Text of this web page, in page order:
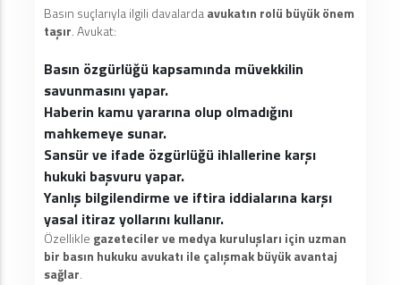
Basın suçlarıyla ilgili davalardaavukatın rolü büyük önem
taşır. Avukat:
Basın özgürlüğü kapsamında müvekkilin
savunmasını yapar.
Haberin kamu yararına olup olmadığını
mahkemeye sunar.
Sansür ve ifade özgürlüğü ihlallerine karşı
hukuki başvuru yapar.
Yanlış bilgilendirme ve iftira iddialarına karşı
yasal itiraz yollarını kullanır.
Özellikle gazeteciler ve medya kuruluşları için uzman
bir basın hukuku avukatı ile çalışmak büyük avantaj
sağlar.